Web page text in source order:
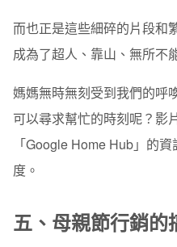
而也正是這些細碎的片段和
成為了超人、靠山、無所不
媽媽無時無刻受到我們的呼
可以尋求幫忙的時刻呢？影
「Google Home Hub」的
度。
五、母親節行銷的